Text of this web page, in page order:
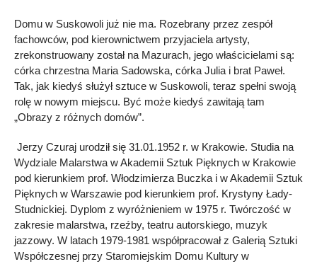
Domu w Suskowoli już nie ma. Rozebrany przez zespół
fachowców, pod kierownictwem przyjaciela artysty,
zrekonstruowany został na Mazurach, jego właścicielami są:
córka chrzestna Maria Sadowska, córka Julia i brat Paweł.
Tak, jak kiedyś służył sztuce w Suskowoli, teraz spełni swoją
rolę w nowym miejscu. Być może kiedyś zawitają tam
„Obrazy z różnych domów”.
Jerzy Czuraj urodził się 31.01.1952 r. w Krakowie. Studia na
Wydziale Malarstwa w Akademii Sztuk Pięknych w Krakowie
pod kierunkiem prof. Włodzimierza Buczka i w Akademii Sztuk
Pięknych w Warszawie pod kierunkiem prof. Krystyny Łady-
Studnickiej. Dyplom z wyróżnieniem w 1975 r. Twórczość w
zakresie malarstwa, rzeźby, teatru autorskiego, muzyk
jazzowy. W latach 1979-1981 współpracował z Galerią Sztuki
Współczesnej przy Staromiejskim Domu Kultury w